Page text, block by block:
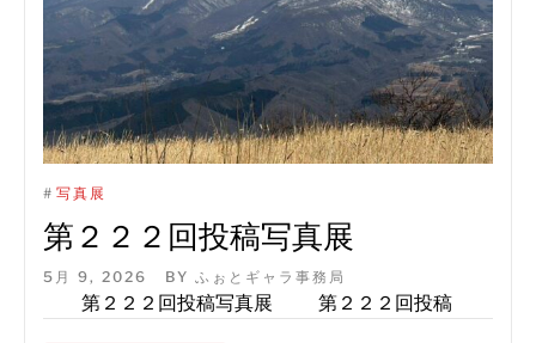
# 写真展
第２２２回投稿写真展
5月 9, 2026 BY ふぉとギャラ事務局
第２２２回投稿写真展 第２２２回投稿